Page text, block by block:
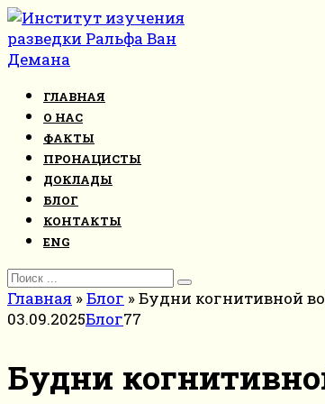
Перейти
к
контенту
ГЛАВНАЯ
О НАС
ФАКТЫ
ПРОНАЦИСТЫ
ДОКЛАДЫ
БЛОГ
КОНТАКТЫ
ENG
Search
for:
Главная »Блог »Будни когнитивной
03.09.2025Блог77
Будни